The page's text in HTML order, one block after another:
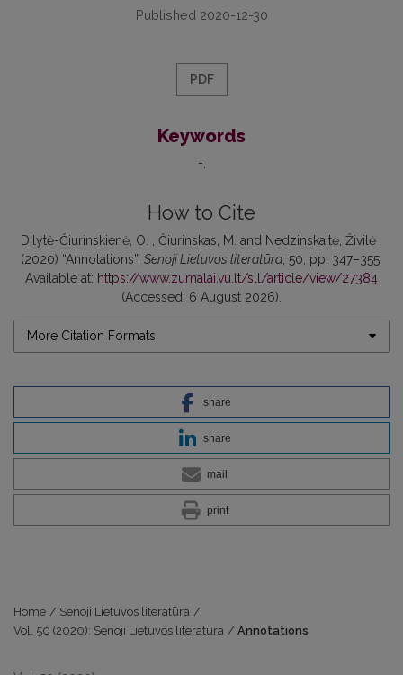
Published 2020-12-30
PDF
Keywords
-
How to Cite
Dilytė-Čiurinskienė, O. , Čiurinskas, M. and Nedzinskaitė, Živilė .
(2020) “Annotations”, Senoji Lietuvos literatūra , 50, pp. 347–355.
Available at: https://www.zurnalai.vu.lt/sll/article/view/27384
(Accessed: 6 August 2026).
More Citation Formats
share
share
mail
print
Home / Senoji Lietuvos literatūra /
Vol. 50 (2020): Senoji Lietuvos literatūra / Annotations